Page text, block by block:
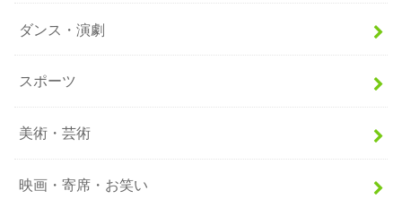
ダンス・演劇
スポーツ
美術・芸術
映画・寄席・お笑い